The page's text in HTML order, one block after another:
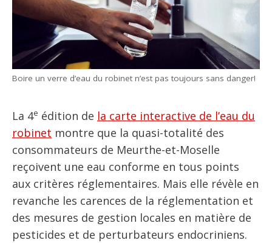
Boire un verre d’eau du robinet n’est pas toujours sans danger!
La 4e édition de la carte interactive de l’eau du
robinet montre que la quasi-totalité des
consommateurs de Meurthe-et-Moselle
reçoivent une eau conforme en tous points
aux critères réglementaires. Mais elle révèle en
revanche les carences de la réglementation et
des mesures de gestion locales en matière de
pesticides et de perturbateurs endocriniens.